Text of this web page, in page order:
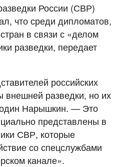
России (СВР)
что среди дипломатов,
в связи с «делом
разведки, передает
российских
внешней разведки, но их
Нарышкин. — Это
представлены в
СВР, которые
со спецслужбами
канале».